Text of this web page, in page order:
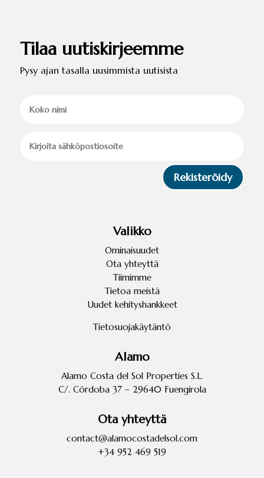
Tilaa uutiskirjeemme
Pysy ajan tasalla uusimmista uutisista
Rekisteröidy
Valikko
Ominaisuudet
Ota yhteyttä
Tiimimme
Tietoa meistä
Uudet kehityshankkeet
Tietosuojakäytäntö
Alamo
Alamo Costa del Sol Properties S.L.
C/. Córdoba 37 – 29640 Fuengirola
Ota yhteyttä
contact@alamocostadelsol.com
+34 952 469 519